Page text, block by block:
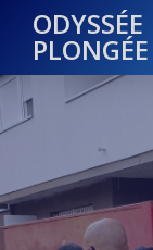
ODYSSÉE
PLONGÉE